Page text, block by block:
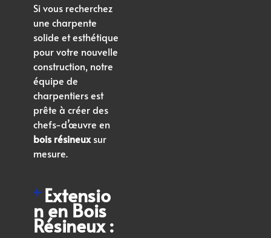
Si vous recherchez
une charpente
solide et esthétique
pour votre nouvelle
construction, notre
équipe de
charpentiers est
prête à créer des
chefs-d’œuvre en
bois résineux sur
mesure.
Extensio
n enBois
Résineux: